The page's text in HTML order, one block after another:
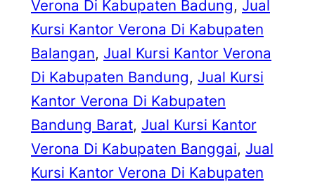
Verona Di Kabupaten Badung, Jual
Kursi Kantor Verona Di Kabupaten
Balangan, Jual Kursi Kantor Verona
Di Kabupaten Bandung, Jual Kursi
Kantor Verona Di Kabupaten
Bandung Barat, Jual Kursi Kantor
Verona Di Kabupaten Banggai, Jual
Kursi Kantor Verona Di Kabupaten